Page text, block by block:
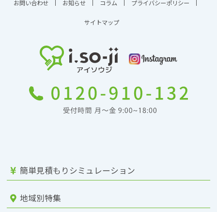
お問い合わせ お知らせ コラム プライバシーポリシー
サイトマップ
簡単見積もりシミュレーション
地域別特集